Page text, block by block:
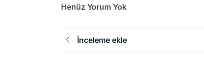
Henüz Yorum Yok
İnceleme ekle